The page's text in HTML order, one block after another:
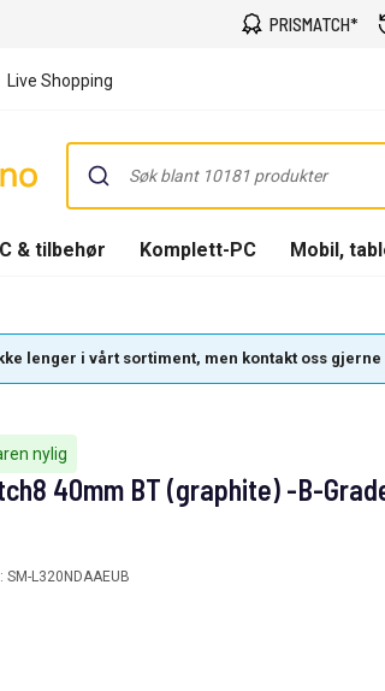
PRISMATCH*
Live Shopping
& tilbehør Komplett-PC Mobil,
lenger i vårt sortiment, men kontakt oss gjerne
nylig
40mm BT (graphite) -B-
SM-L320NDAAEUB